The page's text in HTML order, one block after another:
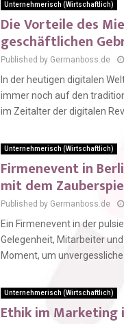
Unternehmerisch (Wirtschaftlich)
Die Vorteile des
geschäftlichen
Published by Germanboss.de
In der heutigen digitalen
immer noch auf den
im Zeitalter der digitalen
Unternehmerisch (Wirtschaftlich)
Firmenevent in
mit dem
Published by Germanboss.de
Ein Firmenevent in der
Gelegenheit, Mitarbeiter
Moment, um unvergessliche
Unternehmerisch (Wirtschaftlich)
Ethik im